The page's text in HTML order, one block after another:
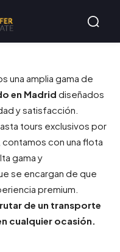
una amplia gama de
en Madrid diseñados
y satisfacción.
tours exclusivos por
con una flota
gama y
se encargan de que
premium.
de un transporte
cualquier ocasión.